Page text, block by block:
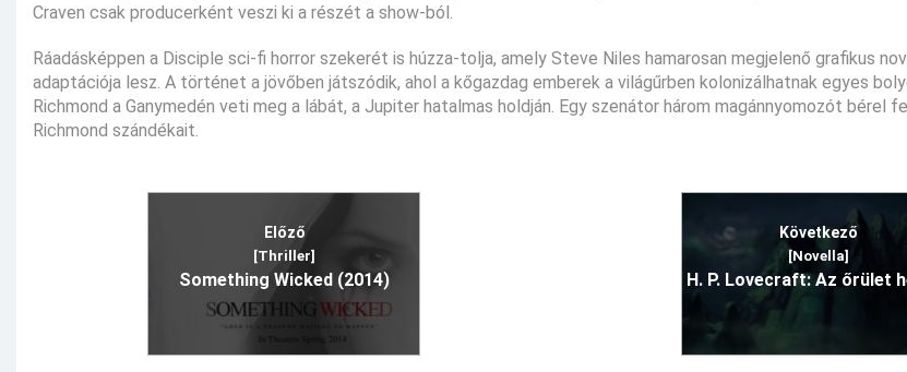
Craven csak producerként veszi ki a részét a show-ból.
Ráadásképpen a Disciple sci-fi horror szekerét is húzza-tolja, amely Steve Niles hamarosan megjelenő grafikus
adaptációja lesz. A történet a jövőben játszódik, ahol a kőgazdag emberek a világűrben kolonizálhatnak egyes
Richmond a Ganymedén veti meg a lábát, a Jupiter hatalmas holdján. Egy szenátor három magánnyomozót bérel
Richmond szándékait.
Előző
[Thriller]
Something Wicked (2014)
Következő
[Novella]
H. P. Lovecraft: Az őrület